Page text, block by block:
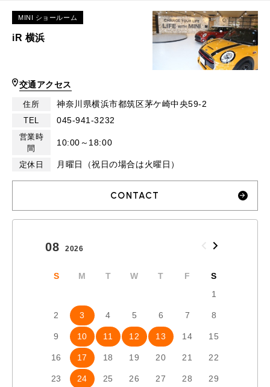
MINI ショールーム
iR 横浜
交通アクセス
住所 神奈川県横浜市都筑区茅ケ崎中央59-2
TEL 045-941-3232
営業時
間
10:00～18:00
定休日 月曜日（祝日の場合は火曜日）
CONTACT
08 2026
S M T W T F
S
1
2 3 4 5 6 7 8
9 10 11 12 13 14 15
16 17 18 19 20 21 22
23 24 25 26 27 28 29